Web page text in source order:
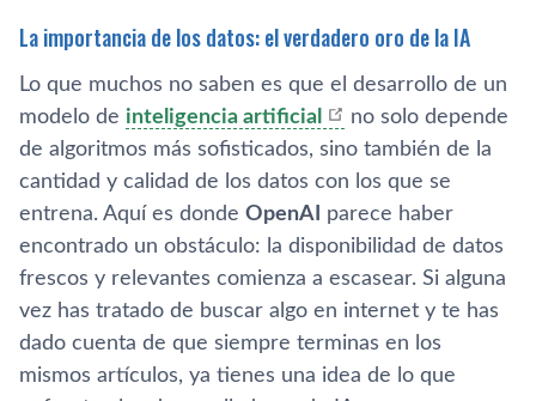
La importancia de los datos: el verdadero oro de la IA
Lo que muchos no saben es que el desarrollo de un
modelo de inteligencia artificial
no solo depende
de algoritmos más sofisticados, sino también de la
cantidad y calidad de los datos con los que se
entrena. Aquí es donde OpenAI
parece haber
encontrado un obstáculo: la disponibilidad de datos
frescos y relevantes comienza a escasear. Si alguna
vez has tratado de buscar algo en internet y te has
dado cuenta de que siempre terminas en los
mismos artículos, ya tienes una idea de lo que